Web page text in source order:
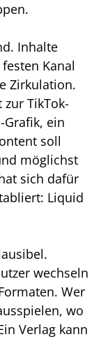
Inhalte
Kanal
Zirkulation.
zur TikTok-
Grafik, ein
soll
möglichst
sich dafür
Liquid
wechseln
Wer
wo
Verlag kann